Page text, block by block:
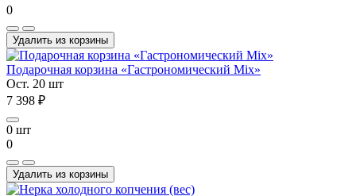
0
Удалить из корзины
Подарочная корзина «Гастрономический Mix»
Ост. 20 шт
7 398 ₽
0 шт
0
Удалить из корзины